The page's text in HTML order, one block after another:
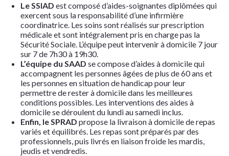
Le SSIAD est composé d’aides-soignantes diplômées qui
exercent sous la responsabilité d’une infirmière
coordinatrice. Les soins sont réalisés sur prescription
médicale et sont intégralement pris en charge pas la
Sécurité Sociale. L’équipe peut intervenir à domicile 7 jour
sur 7 de 7h30 à 19h30.
L’équipe du SAAD se compose d’aides à domicile qui
accompagnent les personnes âgées de plus de 60 ans et
les personnes en situation de handicap pour leur
permettre de rester à domicile dans les meilleures
conditions possibles. Les interventions des aides à
domicile se déroulent du lundi au samedi inclus.
Enfin, le SPRAD propose la livraison à domicile de repas
variés et équilibrés. Les repas sont préparés par des
professionnels, puis livrés en liaison froide les mardis,
jeudis et vendredis.